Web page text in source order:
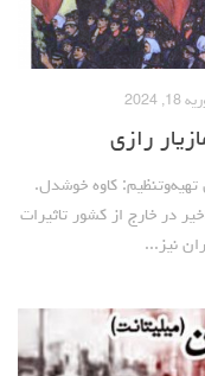
18, 2024
رازی
کاوه خوشدل.
در خارج از کشور تاثیرات
نیز...